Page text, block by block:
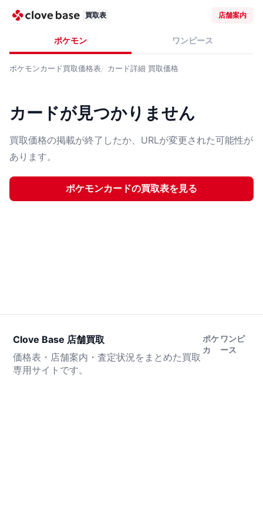
買取表 店舗案内
ポケモン ワンピース
ポケモンカード買取価格表 カード詳細 買取価格
カードが見つかりません
買取価格の掲載が終了したか、URLが変更された可能性が
あります。
ポケモンカードの買取表を見る
Clove Base 店舗買取
価格表・店舗案内・査定状況をまとめた買取
専用サイトです。
ポケ
カ
ワンピ
ース